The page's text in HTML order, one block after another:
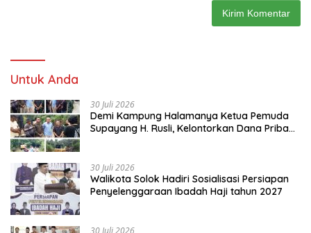
Untuk Anda
30 Juli 2026
Demi Kampung Halamanya Ketua Pemuda
Supayang H. Rusli, Kelontorkan Dana Pribadi
30 Juli 2026
Walikota Solok Hadiri Sosialisasi Persiapan
Penyelenggaraan Ibadah Haji tahun 2027
30 Juli 2026